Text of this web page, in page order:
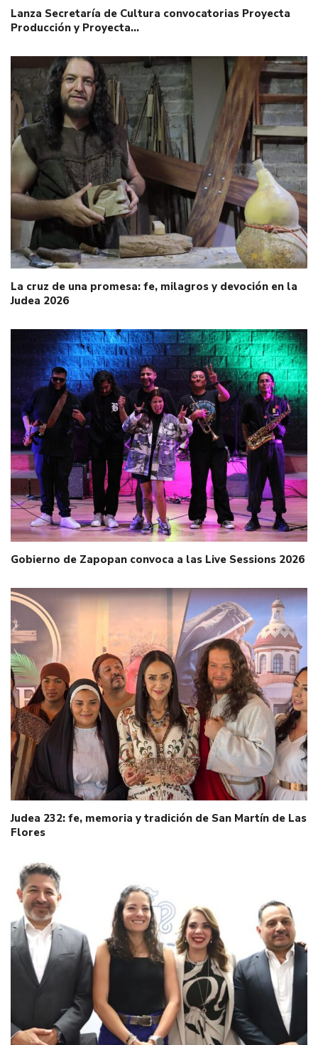
Lanza Secretaría de Cultura convocatorias Proyecta
Producción y Proyecta…
La cruz de una promesa: fe, milagros y devoción en la
Judea 2026
Gobierno de Zapopan convoca a las Live Sessions 2026
Judea 232: fe, memoria y tradición de San Martín de Las
Flores